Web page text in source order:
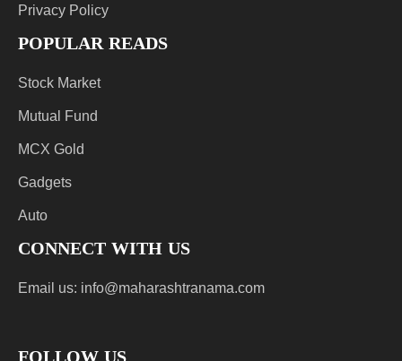
Privacy Policy
POPULAR READS
Stock Market
Mutual Fund
MCX Gold
Gadgets
Auto
CONNECT WITH US
Email us: info@maharashtranama.com